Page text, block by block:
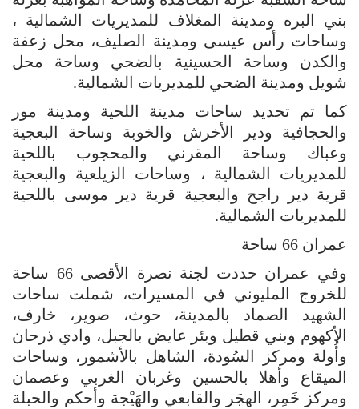
بني البره ومدينة المغلاف للمديريات الشمالية ،
وساحات رأس عيسى ومدينة الصليف، محل زعفة
والكدن وساحة الحسينية بالضحي وساحة محل
شويل ومدينة الضحي للمديريات الشمالية.
كما تم تحديد ساحات مدينة اللحية ومدينة مور
والحجافية ودير الأخرش والخوبة وساحة البعجية
وعباك وساحة المقرني والمحجوب باللحية
للمديريات الشمالية ، وساحات الزيلعية والبعجية
قرية دير راجح والبعجية قرية دير موسى باللحية
للمديريات الشمالية.
عمران 66 ساحة
وفي عمران حددت لجنة نصرة الأقصى 66 ساحة
للخروج المليوني في المسيرات، شملت ساحات
الشهيد الصماد بالمدينة، حوث، صوير، خارف،
الأكهوم وبني قطيل وبئر عايض بالجبل، وادي ذرحان
وأُولة ومركز السُودة، الشاهل بالأشمور، وساحات
الميقاع وأهلا بالحسين وغربان الغربي وعصمان
ومركز خَمِر، الهجَر والقابعي والهَيْجة وأحكم والحبلة